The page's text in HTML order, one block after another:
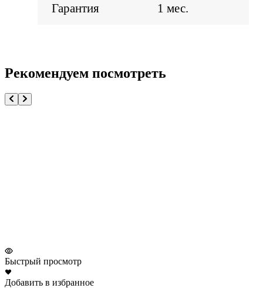
Гарантия 1 мес.
Рекомендуем посмотреть
Быстрый просмотр
Добавить в избранное